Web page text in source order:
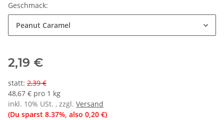
Geschmack:
Peanut Caramel
2,19 €
statt: 2,39 €
48,67 € pro 1 kg
inkl. 10% USt. , zzgl. Versand
(Du sparst 8.37%, also 0,20 €)